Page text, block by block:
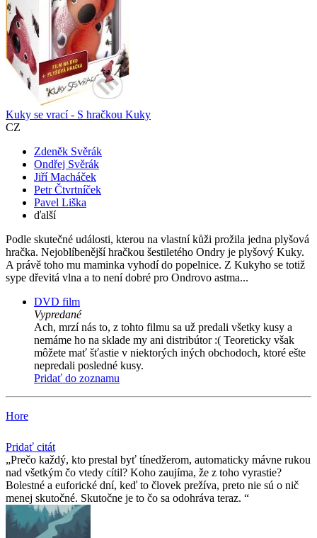
Kuky se vrací - S hračkou Kuky
CZ
Zdeněk Svěrák
Ondřej Svěrák
Jiří Macháček
Petr Čtvrtníček
Pavel Liška
ďalší
Podle skutečné události, kterou na vlastní kůži prožila jedna plyšová
hračka. Nejoblíbenější hračkou šestiletého Ondry je plyšový Kuky.
A právě toho mu maminka vyhodí do popelnice. Z Kukyho se totiž
sype dřevitá vlna a to není dobré pro Ondrovo astma...
DVD film
Vypredané
Ach, mrzí nás to, z tohto filmu sa už predali všetky kusy a
nemáme ho na sklade my ani distribútor :( Teoreticky však
môžete mať šťastie v niektorých iných obchodoch, ktoré ešte
nepredali posledné kusy.
Pridať do zoznamu
Hore
Pridať citát
Prečo každý, kto prestal byť tínedžerom, automaticky mávne rukou
nad všetkým čo vtedy cítil? Koho zaujíma, že z toho vyrastie?
Bolestné a euforické dní, keď to človek prežíva, preto nie sú o nič
menej skutočné. Skutočne je to čo sa odohráva teraz.